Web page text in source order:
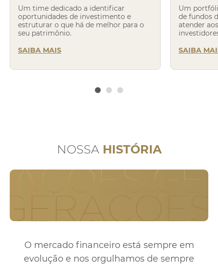
Um time dedicado a identificar
oportunidades de investimento e
estruturar o que há de melhor para o
seu patrimônio.
SAIBA MAIS
Um
de fundos
atender
SAIBA
NOSSA HISTÓRIA
O mercado financeiro está sempre em
evolução e nos orgulhamos de sempre